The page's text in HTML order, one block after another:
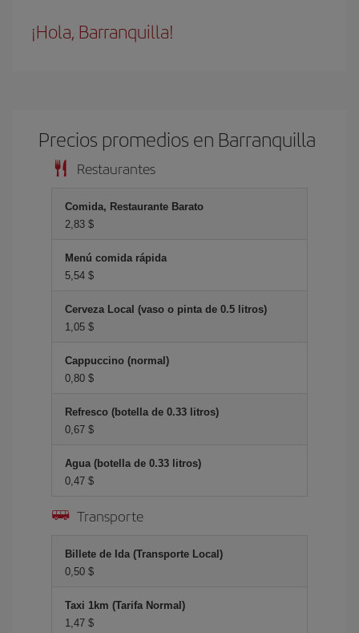
¡Hola, Barranquilla!
Precios promedios en Barranquilla
Restaurantes
Comida, Restaurante Barato
2,83 $
Menú comida rápida
5,54 $
Cerveza Local (vaso o pinta de 0.5 litros)
1,05 $
Cappuccino (normal)
0,80 $
Refresco (botella de 0.33 litros)
0,67 $
Agua (botella de 0.33 litros)
0,47 $
Transporte
Billete de Ida (Transporte Local)
0,50 $
Taxi 1km (Tarifa Normal)
1,47 $